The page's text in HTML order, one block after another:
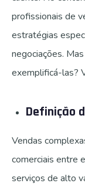
profissionais de
estratégias
negociações.
exemplificá-las?
Definição
Vendas
comerciais entre
serviços de alto